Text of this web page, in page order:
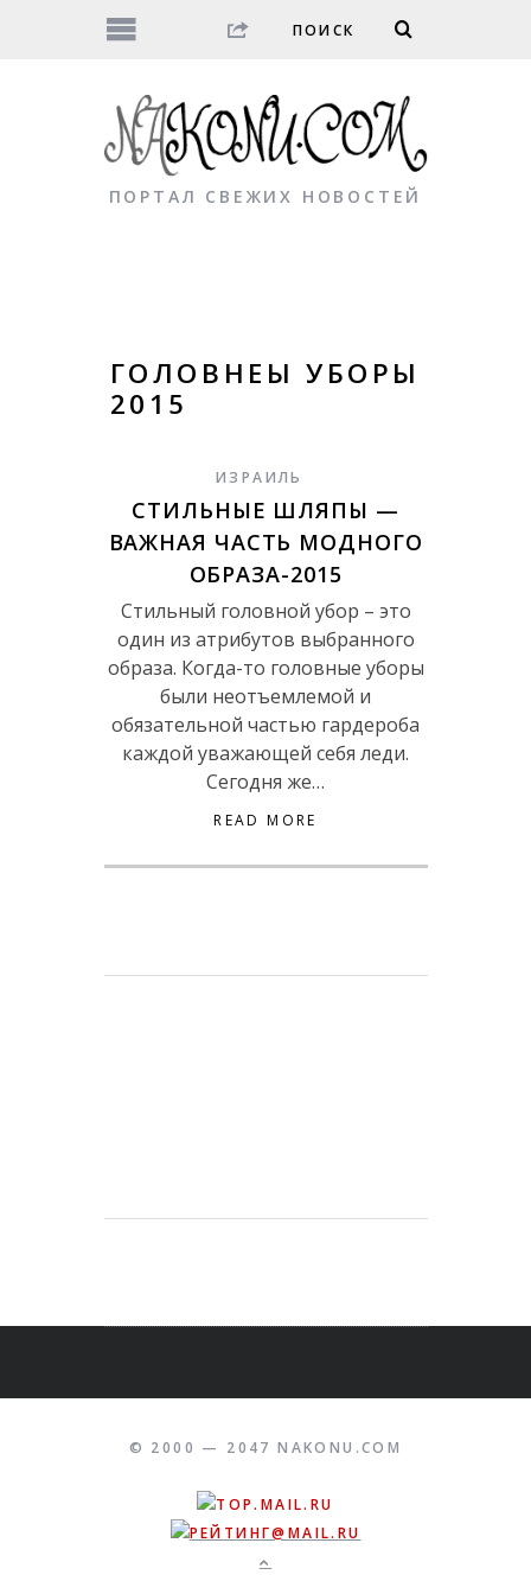
ПОРТАЛ СВЕЖИХ НОВОСТЕЙ
ГОЛОВНЕЫ УБОРЫ
2015
ИЗРАИЛЬ
СТИЛЬНЫЕ ШЛЯПЫ —
ВАЖНАЯ ЧАСТЬ МОДНОГО
ОБРАЗА-2015
Стильный головной убор – это
один из атрибутов выбранного
образа. Когда-то головные уборы
были неотъемлемой и
обязательной частью гардероба
каждой уважающей себя леди.
Сегодня же…
READ MORE
© 2000 — 2047 NAKONU.COM